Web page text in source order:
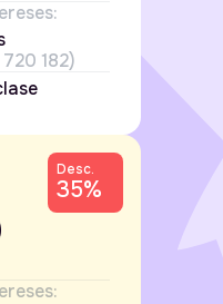
182)
Desc.
35%